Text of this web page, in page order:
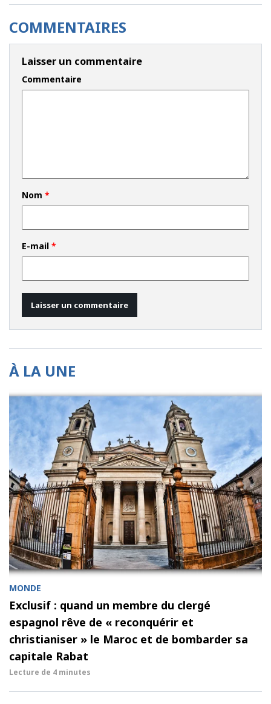
COMMENTAIRES
Laisser un commentaire
Commentaire
Nom *
E-mail *
À LA UNE
MONDE
Exclusif : quand un membre du clergé
espagnol rêve de « reconquérir et
christianiser » le Maroc et de bombarder sa
capitale Rabat
Lecture de 4 minutes